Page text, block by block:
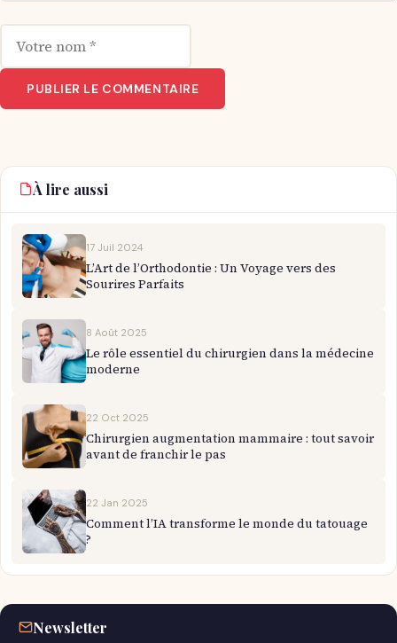
À lire aussi
17 Juil 2024
L’Art de l’Orthodontie : Un Voyage vers des
Sourires Parfaits
8 Août 2025
Le rôle essentiel du chirurgien dans la médecine
moderne
22 Oct 2025
Chirurgien augmentation mammaire : tout savoir
avant de franchir le pas
22 Jan 2025
Comment l’IA transforme le monde du tatouage
?
Newsletter